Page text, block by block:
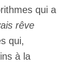
qui a
rêve
qui,
à la